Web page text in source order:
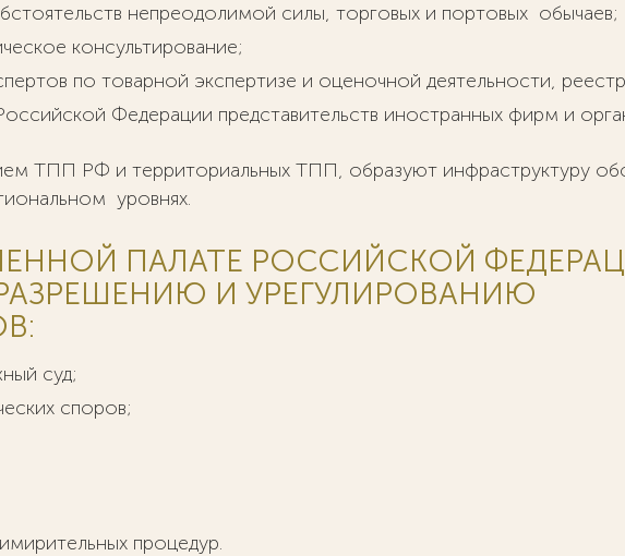
непреодолимой силы, торговых и портовых обычаев;
консультирование;
по товарной экспертизе и оценочной деятельности,
Федерации представительств иностранных фирм и
ТПП РФ и территориальных ТПП, образуют инфраструктуру
уровнях.
ПАЛАТЕ РОССИЙСКОЙ
И УРЕГУЛИРОВАНИЮ
суд;
споров;
процедур.